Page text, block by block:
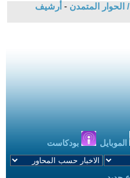
المتمدن - أرشيف
الموبايل بودكاست